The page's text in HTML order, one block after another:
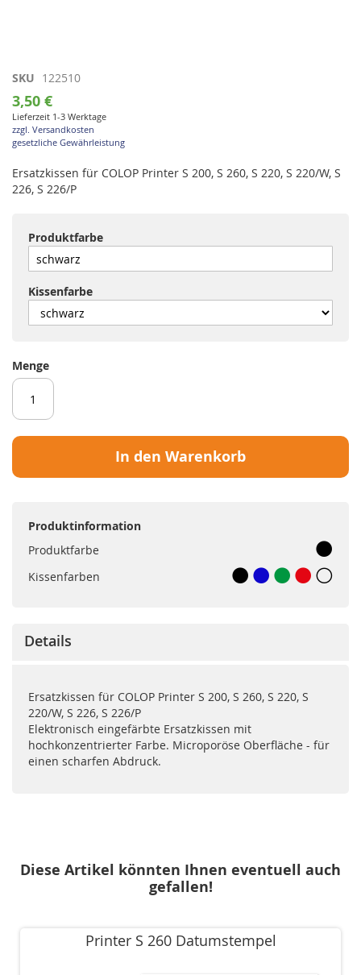
Zum
Anfang
der
Bildgalerie
springen
SKU 122510
3,50 €
Lieferzeit 1-3 Werktage
zzgl. Versandkosten
gesetzliche Gewährleistung
Ersatzkissen für COLOP Printer S 200, S 260, S 220, S 220/W, S
226, S 226/P
Produktfarbe
Kissenfarbe
Menge
In den Warenkorb
Produktinformation
Produktfarbe
Kissenfarben
Details
Ersatzkissen für COLOP Printer S 200, S 260, S 220, S
220/W, S 226, S 226/P
Elektronisch eingefärbte Ersatzkissen mit
hochkonzentrierter Farbe. Microporöse Oberfläche - für
einen scharfen Abdruck.
Diese Artikel könnten Ihnen eventuell auch
gefallen!
Printer S 260 Datumstempel